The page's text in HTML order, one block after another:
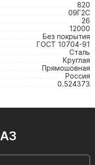
820
09Г2С
26
12000
Без покрытия
ГОСТ 10704-91
Сталь
Круглая
Прямошовная
Россия
0.524373